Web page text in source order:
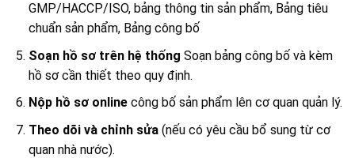
GMP/HACCP/ISO, bảng thông tin sản phẩm, Bảng tiêu
chuẩn sản phẩm, Bảng công bố
Soạn hồ sơ trên hệ thống Soạn bảng công bố và kèm
hồ sơ cần thiết theo quy định.
Nộp hồ sơ onlinecông bố sản phẩm lên cơ quan quản lý.
Theo dõi và chỉnh sửa(nếu có yêu cầu bổ sung từ cơ
quan nhà nước).